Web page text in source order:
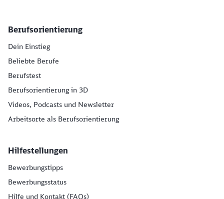
Berufsorientierung
Dein Einstieg
Beliebte Berufe
Berufstest
Berufsorientierung in 3D
Videos, Podcasts und Newsletter
Arbeitsorte als Berufsorientierung
Hilfestellungen
Bewerbungstipps
Bewerbungsstatus
Hilfe und Kontakt (FAQs)